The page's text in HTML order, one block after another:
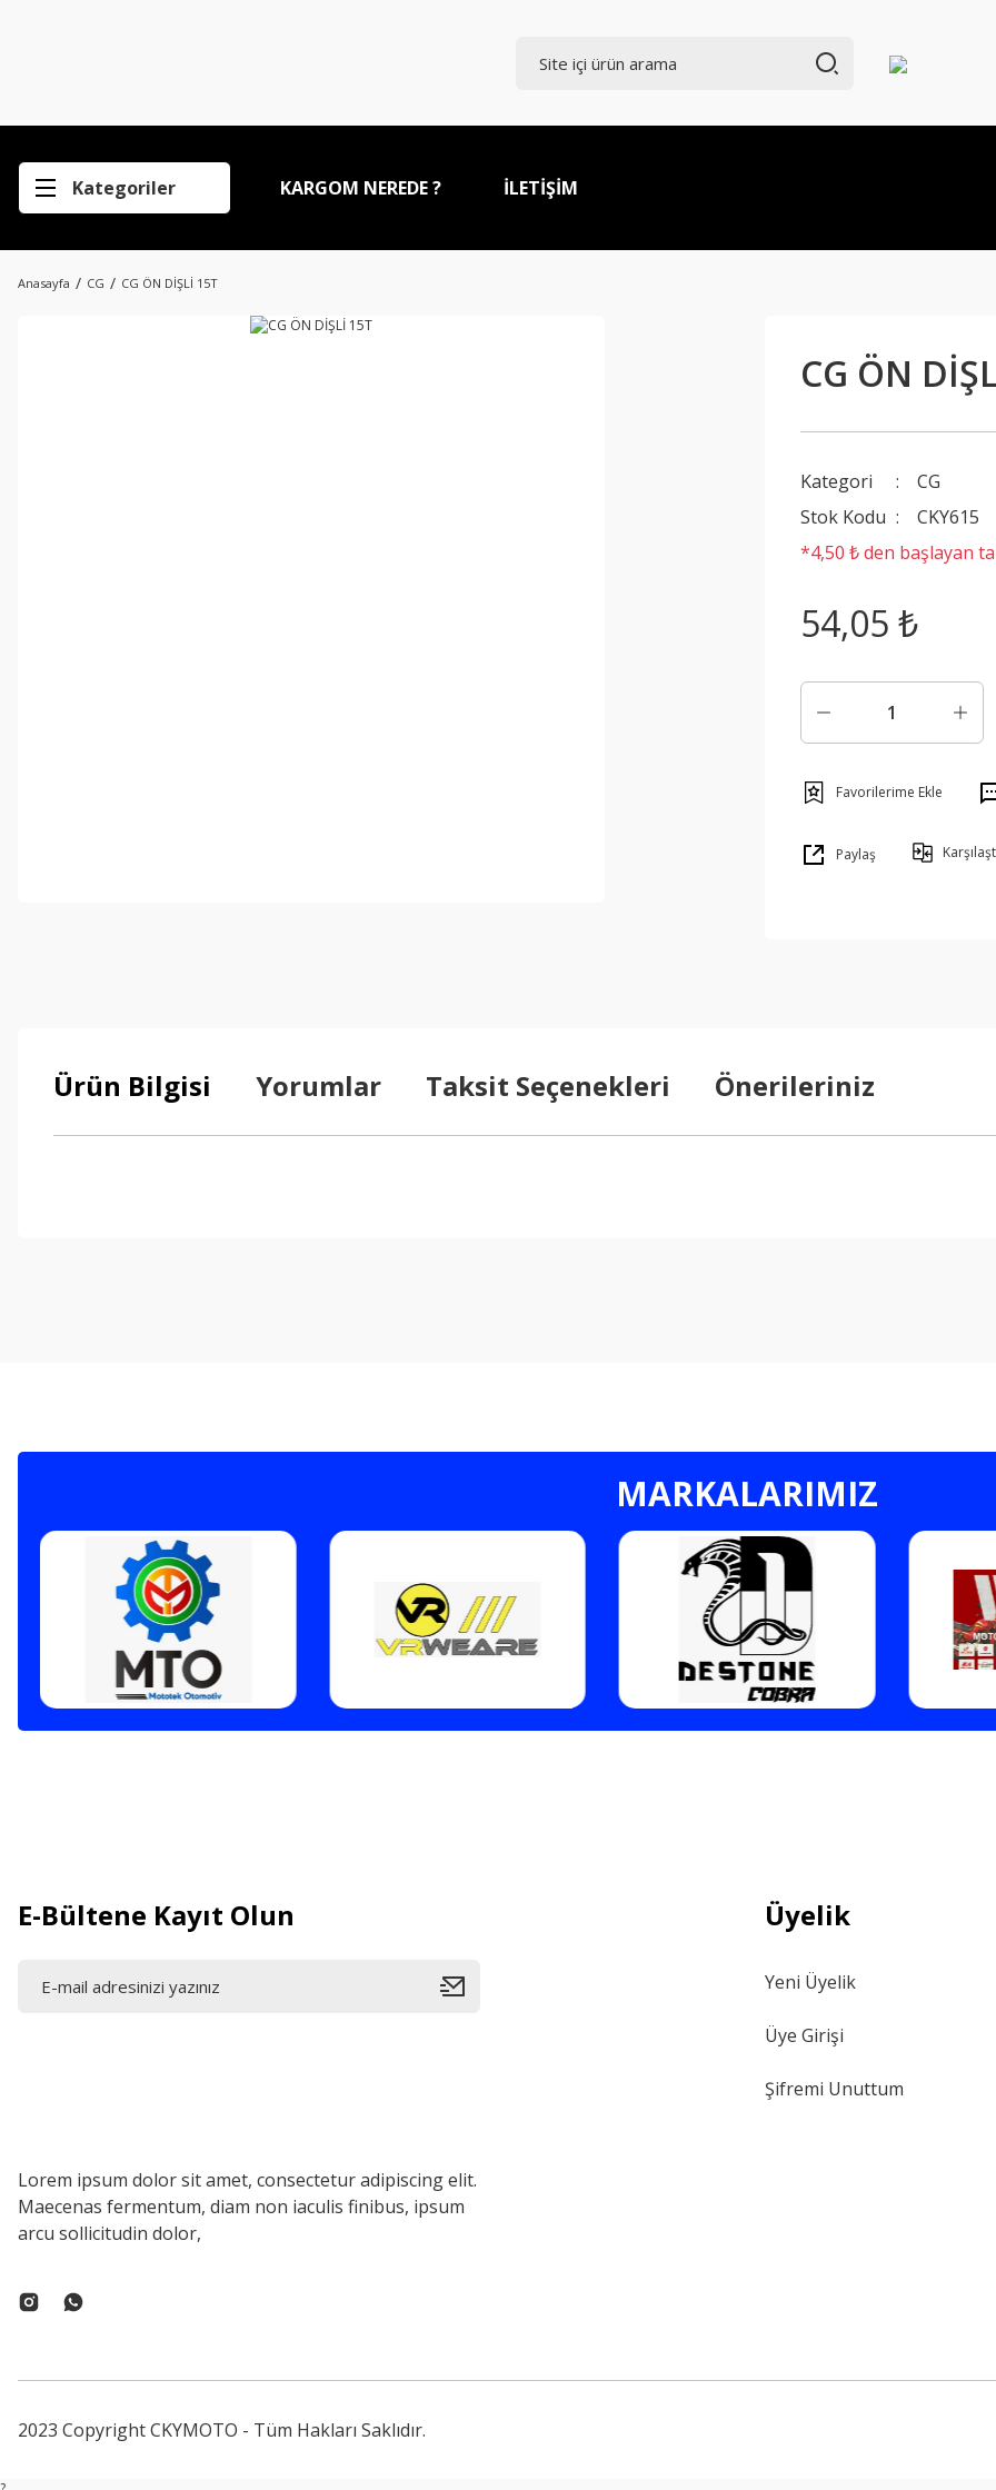
Kategoriler KARGOM NEREDE ? İLETİŞİM
Anasayfa CG CG ÖN DİŞLİ 15T
CG ÖN
Kategori
CG
Stok Kodu
CKY615
*4,50 ₺ den başlayan
54,05 ₺
Paylaş
Ürün Bilgisi Yorumlar Taksit Seçenekleri Önerileriniz
Gönder
MARKALARIMIZ
E-Bültene Kayıt Olun
Lorem ipsum dolor sit amet, consectetur adipiscing elit.
Maecenas fermentum, diam non iaculis finibus, ipsum
arcu sollicitudin dolor,
Üyelik
Yeni Üyelik
Üye Girişi
Şifremi Unuttum
2023 Copyright CKYMOTO - Tüm Hakları Saklıdır.